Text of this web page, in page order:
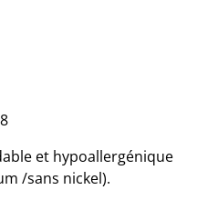
et hypoallergénique
/sans nickel).